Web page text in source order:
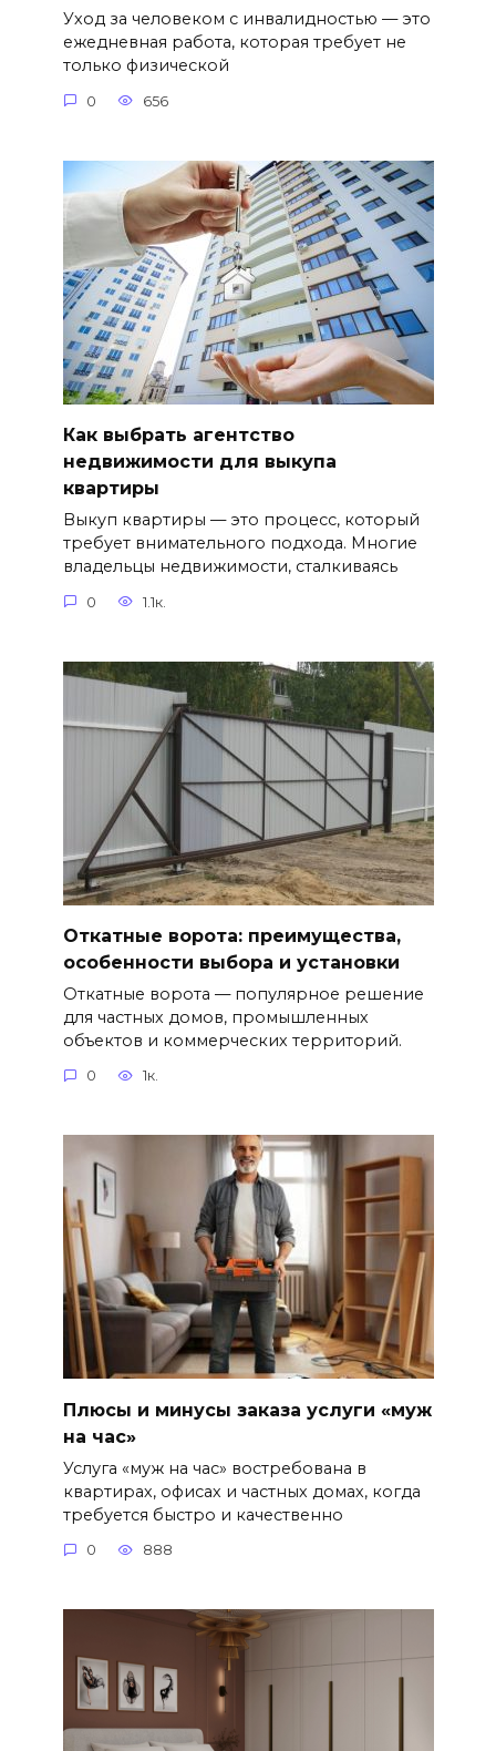
Уход за человеком с инвалидностью — это
ежедневная работа, которая требует не
только физической
0 656
Как выбрать агентство
недвижимости для выкупа
квартиры
Выкуп квартиры — это процесс, который
требует внимательного подхода. Многие
владельцы недвижимости, сталкиваясь
0 1.1к.
Откатные ворота: преимущества,
особенности выбора и установки
Откатные ворота — популярное решение
для частных домов, промышленных
объектов и коммерческих территорий.
0 1к.
Плюсы и минусы заказа услуги «муж
на час»
Услуга «муж на час» востребована в
квартирах, офисах и частных домах, когда
требуется быстро и качественно
0 888